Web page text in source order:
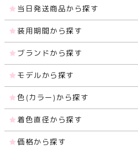
当日発送商品から探す
装用期間から探す
ブランドから探す
モデルから探す
色(カラー)から探す
着色直径から探す
価格から探す